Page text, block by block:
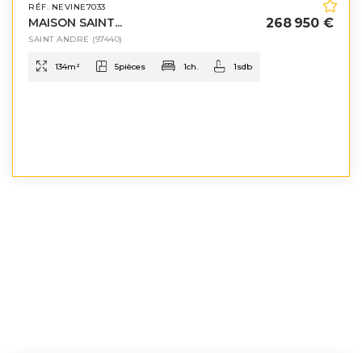
RÉF. NEVINE7033
MAISON SAINT...
SAINT ANDRE (97440)
268 950 €
134m² 5pièces 1ch. 1sdb